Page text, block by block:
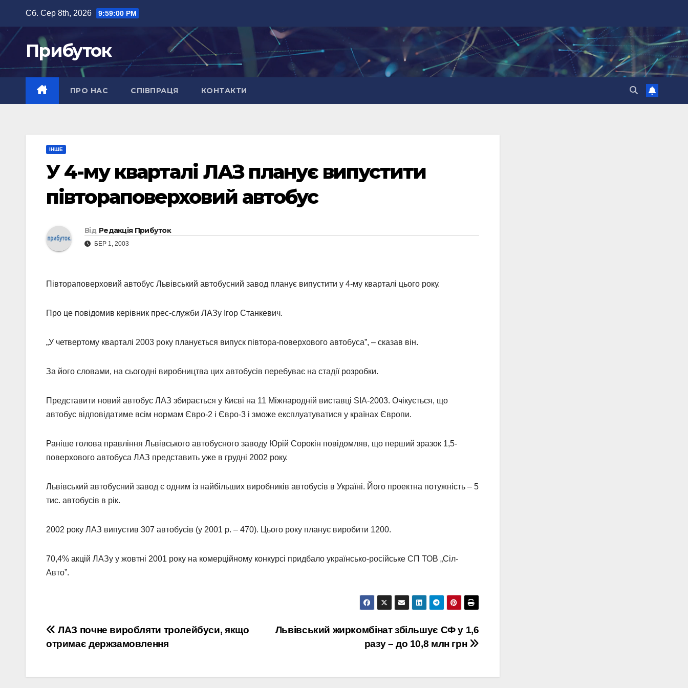
вмісту
Сб. Сер 8th, 2026 9:59:01 PM
Прибуток
ПРО НАС СПІВПРАЦЯ КОНТАКТИ
ІНШЕ
У 4-му кварталі ЛАЗ планує випустити
півтораповерховий автобус
Від Редакція Прибуток
БЕР 1, 2003
Півтораповерховий автобус Львівський автобусний завод планує випустити у 4-му кварталі цього року.
Про це повідомив керівник прес-служби ЛАЗу Ігор Станкевич.
„У четвертому кварталі 2003 року планується випуск півтора-поверхового автобуса”, – сказав він.
За його словами, на сьогодні виробництва цих автобусів перебуває на стадії розробки.
Представити новий автобус ЛАЗ збирається у Києві на 11 Міжнародній виставці SIA-2003. Очікується, що
автобус відповідатиме всім нормам Євро-2 і Євро-3 і зможе експлуатуватися у країнах Європи.
Раніше голова правління Львівського автобусного заводу Юрій Сорокін повідомляв, що перший зразок 1,5-
поверхового автобуса ЛАЗ представить уже в грудні 2002 року.
Львівський автобусний завод є одним із найбільших виробників автобусів в Україні. Його проектна потужність – 5
тис. автобусів в рік.
2002 року ЛАЗ випустив 307 автобусів (у 2001 р. – 470). Цього року планує виробити 1200.
70,4% акцій ЛАЗу у жовтні 2001 року на комерційному конкурсі придбало українсько-російське СП ТОВ „Сіл-
Авто”.
Навігація
записів
Львівський жиркомбінат збільшує СФ у 1,6
разу – до 10,8 млн грн
ЛАЗ почне виробляти тролейбуси, якщо
отримає держзамовлення